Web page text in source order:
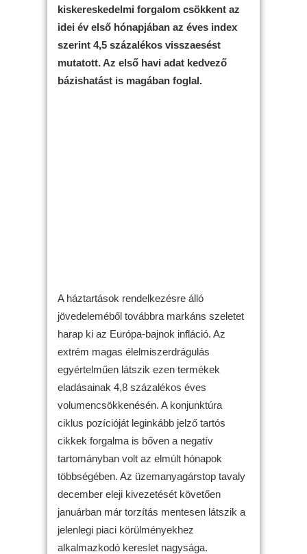
kiskereskedelmi forgalom csökkent az
idei év első hónapjában az éves index
szerint 4,5 százalékos visszaesést
mutatott. Az első havi adat kedvező
bázishatást is magában foglal.
A háztartások rendelkezésre álló
jövedeleméből továbbra markáns szeletet
harap ki az Európa-bajnok infláció. Az
extrém magas élelmiszerdrágulás
egyértelműen látszik ezen termékek
eladásainak 4,8 százalékos éves
volumencsökkenésén. A konjunktúra
ciklus pozícióját leginkább jelző tartós
cikkek forgalma is bőven a negatív
tartományban volt az elmúlt hónapok
többségében. Az üzemanyagárstop tavaly
december eleji kivezetését követően
januárban már torzítás mentesen látszik a
jelenlegi piaci körülményekhez
alkalmazkodó kereslet nagysága.